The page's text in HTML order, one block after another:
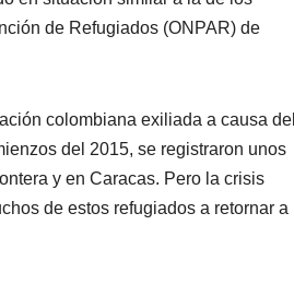
de Refugiados (ONPAR) de
colombiana exiliada a causa del
del 2015, se registraron unos
y en Caracas. Pero la crisis
de estos refugiados a retornar a